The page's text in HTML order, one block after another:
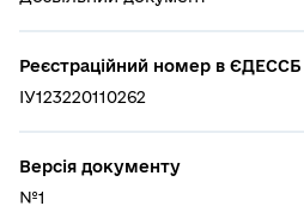
Реєстраційний номер в ЄДЕССБ
ІУ123220110262
Версія документу
№1